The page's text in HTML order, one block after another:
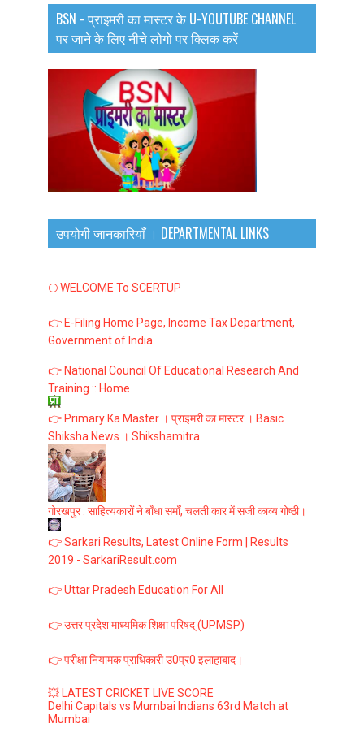
BSN - प्राइमरी का मास्टर के U-YOUTUBE CHANNEL
पर जाने के लिए नीचे लोगो पर क्लिक करें
उपयोगी जानकारियाँ । DEPARTMENTAL LINKS
🌕 WELCOME To SCERTUP
👉 E-Filing Home Page, Income Tax Department,
Government of India
👉 National Council Of Educational Research And
Training :: Home
👉 Primary Ka Master । प्राइमरी का मास्टर । Basic
Shiksha News । Shikshamitra
गोरखपुर : साहित्यकारों ने बाँधा समाँ, चलती कार में सजी काव्य गोष्ठी।
👉 Sarkari Results, Latest Online Form | Results
2019 - SarkariResult.com
👉 Uttar Pradesh Education For All
👉 उत्तर प्रदेश माध्यमिक शिक्षा परिषद् (UPMSP)
👉 परीक्षा नियामक प्राधिकारी उ0प्र0 इलाहाबाद।
💥 LATEST CRICKET LIVE SCORE
Delhi Capitals vs Mumbai Indians 63rd Match at
Mumbai